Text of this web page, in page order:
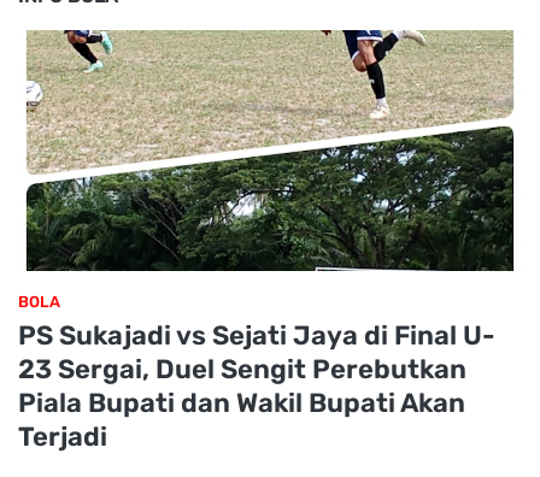
BOLA
PS Sukajadi vs Sejati Jaya di Final U-
23 Sergai, Duel Sengit Perebutkan
Piala Bupati dan Wakil Bupati Akan
Terjadi